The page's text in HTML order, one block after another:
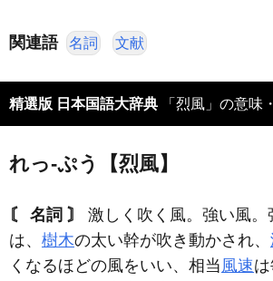
関連語 名詞 文献
精選版 日本国語大辞典 「烈風」の意味
れっ‐ぷう【烈風】
〘 名詞 〙 激しく吹く風。強い風。
は、 樹木の太い幹が吹き動かされ、
くなるほどの風をいい、相当風速